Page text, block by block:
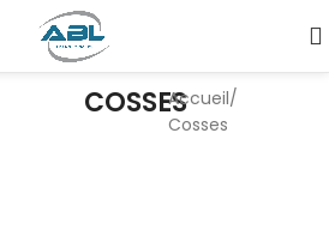
COSSESAccueil
Cosses